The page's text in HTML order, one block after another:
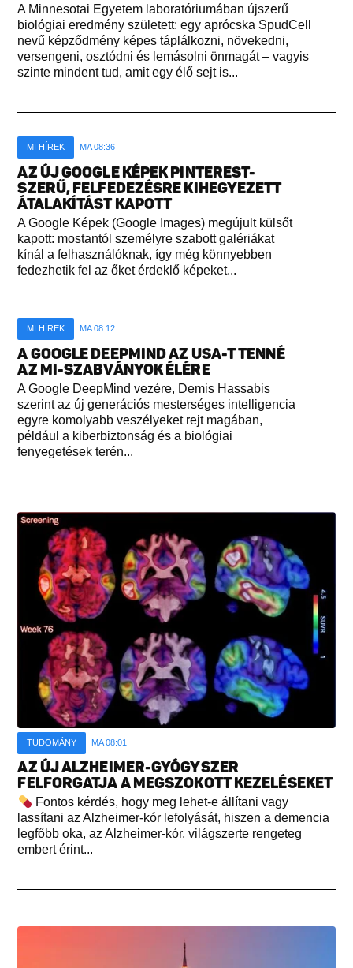
A Minnesotai Egyetem laboratóriumában újszerű
biológiai eredmény született: egy aprócska SpudCell
nevű képződmény képes táplálkozni, növekedni,
versengeni, osztódni és lemásolni önmagát – vagyis
szinte mindent tud, amit egy élő sejt is...
MI HÍREK MA 08:36
AZ ÚJ GOOGLE KÉPEK PINTEREST-
SZERŰ, FELFEDEZÉSRE KIHEGYEZETT
ÁTALAKÍTÁST KAPOTT
A Google Képek (Google Images) megújult külsőt
kapott: mostantól személyre szabott galériákat
kínál a felhasználóknak, így még könnyebben
fedezhetik fel az őket érdeklő képeket...
MI HÍREK MA 08:12
A GOOGLE DEEPMIND AZ USA-T TENNÉ
AZ MI-SZABVÁNYOK ÉLÉRE
A Google DeepMind vezére, Demis Hassabis
szerint az új generációs mesterséges intelligencia
egyre komolyabb veszélyeket rejt magában,
például a kiberbiztonság és a biológiai
fenyegetések terén...
TUDOMÁNY MA 08:01
AZ ÚJ ALZHEIMER-GYÓGYSZER
FELFORGATJA A MEGSZOKOTT KEZELÉSEKET
Fontos kérdés, hogy meg lehet-e állítani vagy
lassítani az Alzheimer-kór lefolyását, hiszen a demencia
legfőbb oka, az Alzheimer-kór, világszerte rengeteg
embert érint...